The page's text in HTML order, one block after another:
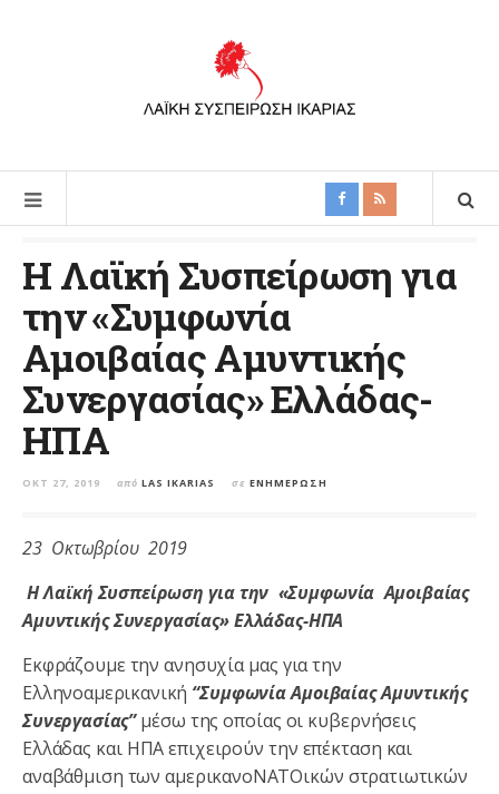
Η Λαϊκή Συσπείρωση για
την «Συμφωνία
Αμοιβαίας Αμυντικής
Συνεργασίας» Ελλάδας-
ΗΠΑ
ΟΚΤ 27, 2019 από LAS IKARIAS σε ΕΝΗΜΈΡΩΣΗ
23 Οκτωβρίου 2019
Η Λαϊκή Συσπείρωση για την «Συμφωνία Αμοιβαίας
Αμυντικής Συνεργασίας» Ελλάδας-ΗΠΑ
Εκφράζουμε την ανησυχία μας για την
Ελληνοαμερικανική “Συμφωνία Αμοιβαίας Αμυντικής
Συνεργασίας”μέσω της οποίας οι κυβερνήσεις
Ελλάδας και ΗΠΑ επιχειρούν την επέκταση και
αναβάθμιση των αμερικανοΝΑΤΟικών στρατιωτικών